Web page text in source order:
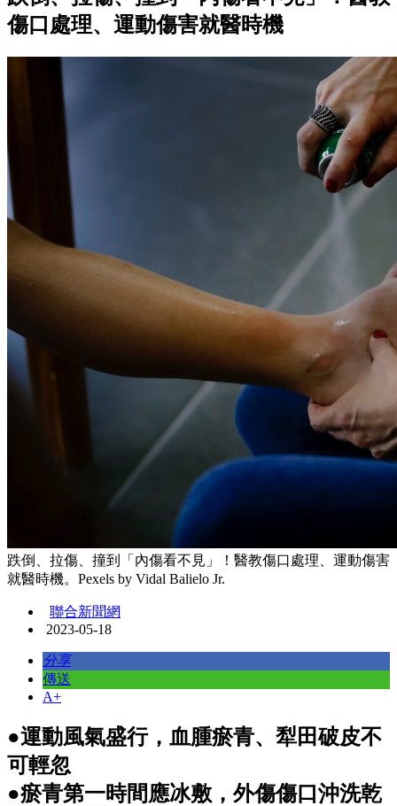
傷口處理、運動傷害就醫時機
跌倒、拉傷、撞到「內傷看不見」！醫教傷口處理、運動傷害
就醫時機。Pexels by Vidal Balielo Jr.
聯合新聞網
2023-05-18
分享
傳送
A+
●運動風氣盛行，血腫瘀青、犁田破皮不
可輕忽
●瘀青第一時間應冰敷，外傷傷口沖洗乾